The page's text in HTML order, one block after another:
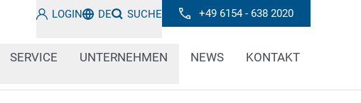
LOGIN DE SUCHE +49 6154 - 638 2020
SERVICE UNTERNEHMEN NEWS KONTAKT